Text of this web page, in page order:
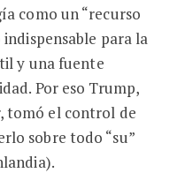
como un “recurso
para la
y una fuente
Por eso Trump,
tomó el control de
sobre todo “su”